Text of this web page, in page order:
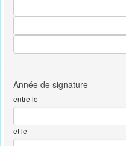
entre le
et le